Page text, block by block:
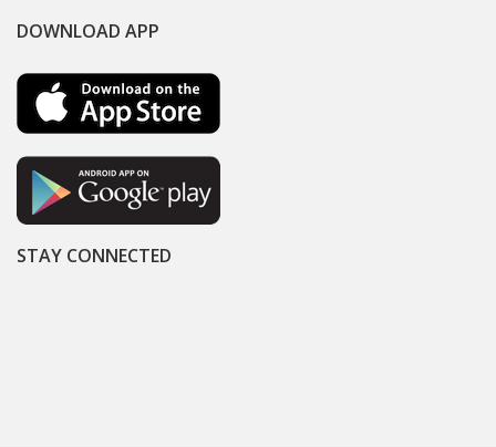
DOWNLOAD APP
STAY CONNECTED